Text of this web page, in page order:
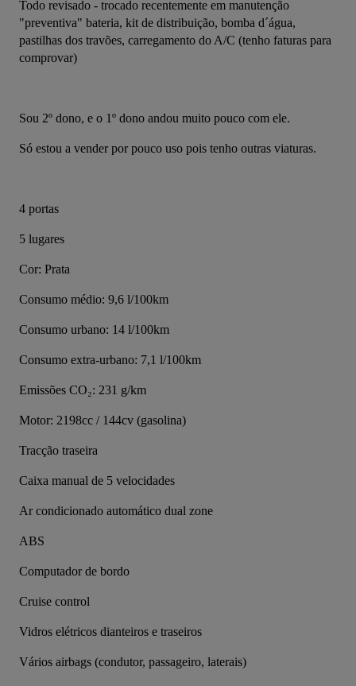
Todo revisado - trocado recentemente em manutenção
"preventiva" bateria, kit de distribuição, bomba d´água,
pastilhas dos travões, carregamento do A/C (tenho faturas para
comprovar)
Sou 2º dono, e o 1º dono andou muito pouco com ele.
Só estou a vender por pouco uso pois tenho outras viaturas.
4 portas
5 lugares
Cor: Prata
Consumo médio: 9,6 l/100km
Consumo urbano: 14 l/100km
Consumo extra-urbano: 7,1 l/100km
Emissões CO₂: 231 g/km
Motor: 2198cc / 144cv (gasolina)
Tracção traseira
Caixa manual de 5 velocidades
Ar condicionado automático dual zone
ABS
Computador de bordo
Cruise control
Vidros elétricos dianteiros e traseiros
Vários airbags (condutor, passageiro, laterais)